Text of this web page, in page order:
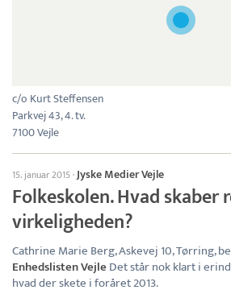
c/o Kurt Steffensen
Parkvej 43, 4. tv.
7100 Vejle
15. januar 2015·Jyske Medier Vejle
Folkeskolen. Hvad skaber
virkeligheden?
Cathrine Marie Berg, Askevej 10, Tørring,
Enhedslisten VejleDet står nok klart i
hvad der skete i foråret 2013.